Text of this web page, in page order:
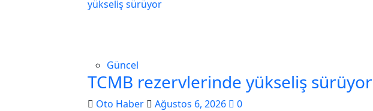
Güncel
TCMB rezervlerinde yükseliş sürüyor
Oto Haber Ağustos 6, 2026 0